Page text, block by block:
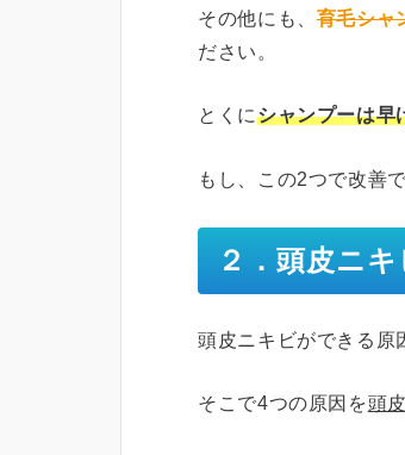
その他にも、育毛シャ
ださい。
とくにシャンプーは早
もし、この2つで改善
２．頭皮ニ
頭皮ニキビができる原
そこで4つの原因を頭